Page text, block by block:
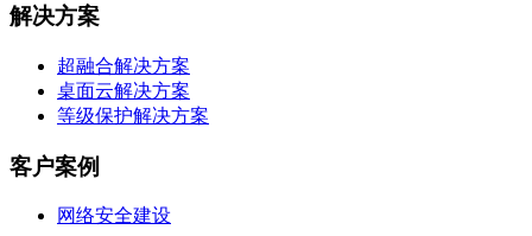
解决方案
超融合解决方案
桌面云解决方案
等级保护解决方案
客户案例
网络安全建设